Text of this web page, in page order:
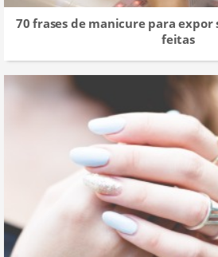
70 frases de manicure para expor
feitas